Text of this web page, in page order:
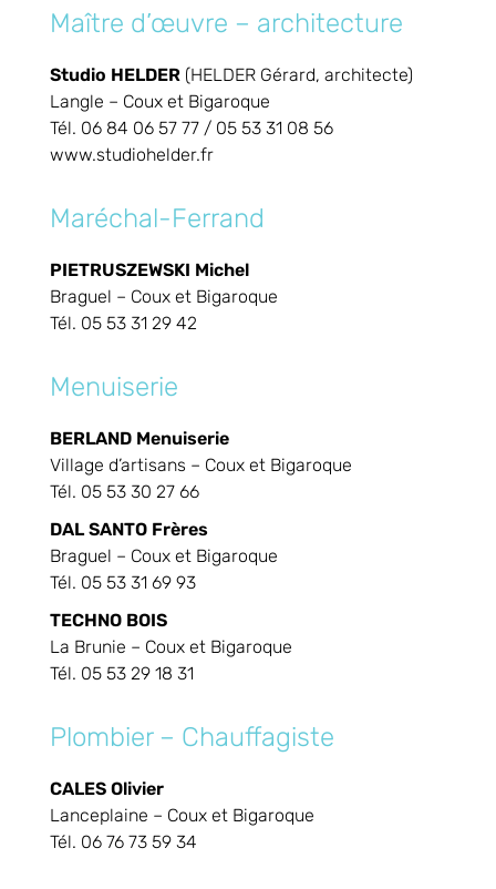
Maître d’œuvre – architecture
Studio HELDER(HELDER Gérard, architecte)
Langle – Coux et Bigaroque
Tél. 06 84 06 57 77 / 05 53 31 08 56
www.studiohelder.fr
Maréchal-Ferrand
PIETRUSZEWSKI Michel
Braguel – Coux et Bigaroque
Tél. 05 53 31 29 42
Menuiserie
BERLAND Menuiserie
Village d’artisans – Coux et Bigaroque
Tél. 05 53 30 27 66
DAL SANTO Frères
Braguel – Coux et Bigaroque
Tél. 05 53 31 69 93
TECHNO BOIS
La Brunie – Coux et Bigaroque
Tél. 05 53 29 18 31
Plombier – Chauffagiste
CALES Olivier
Lanceplaine – Coux et Bigaroque
Tél. 06 76 73 59 34